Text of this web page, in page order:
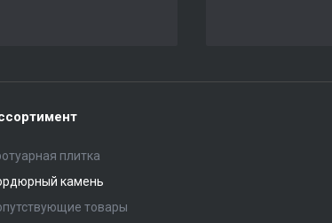
плитка
камень
товары